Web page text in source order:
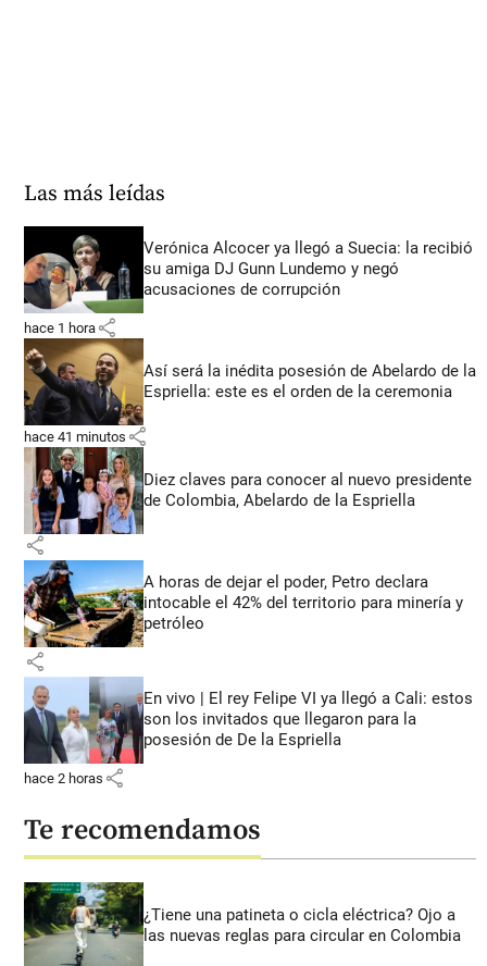
Las más leídas
Verónica Alcocer ya llegó a Suecia: la recibió
su amiga DJ Gunn Lundemo y negó
acusaciones de corrupción
hace 1 hora share
Así será la inédita posesión de Abelardo de la
Espriella: este es el orden de la ceremonia
hace 41 minutos share
Diez claves para conocer al nuevo presidente
de Colombia, Abelardo de la Espriella
share
A horas de dejar el poder, Petro declara
intocable el 42% del territorio para minería y
petróleo
share
En vivo | El rey Felipe VI ya llegó a Cali: estos
son los invitados que llegaron para la
posesión de De la Espriella
hace 2 horas share
Te recomendamos
¿Tiene una patineta o cicla eléctrica? Ojo a
las nuevas reglas para circular en Colombia